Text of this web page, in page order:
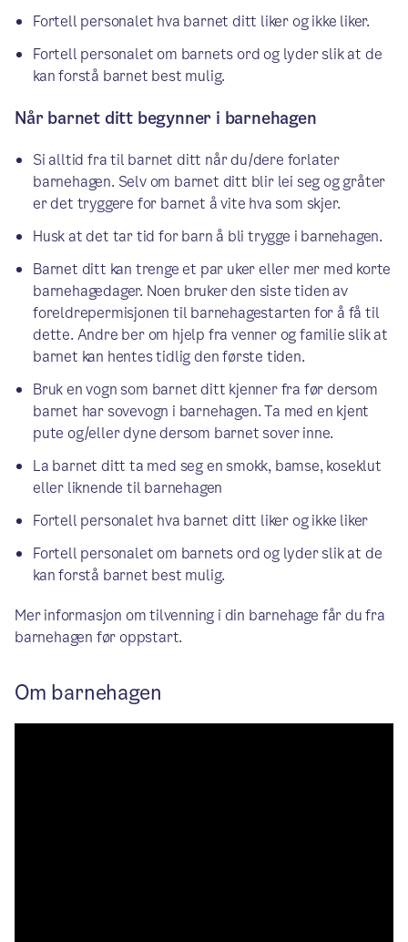
Fortell personalet hva barnet ditt liker og ikke liker.
Fortell personalet om barnets ord og lyder slik at de
kan forstå barnet best mulig.
Når barnet ditt begynner i barnehagen
Si alltid fra til barnet ditt når du/dere forlater
barnehagen. Selv om barnet ditt blir lei seg og gråter
er det tryggere for barnet å vite hva som skjer.
Husk at det tar tid for barn å bli trygge i barnehagen.
Barnet ditt kan trenge et par uker eller mer med korte
barnehagedager. Noen bruker den siste tiden av
foreldrepermisjonen til barnehagestarten for å få til
dette. Andre ber om hjelp fra venner og familie slik at
barnet kan hentes tidlig den første tiden.
Bruk en vogn som barnet ditt kjenner fra før dersom
barnet har sovevogn i barnehagen. Ta med en kjent
pute og/eller dyne dersom barnet sover inne.
La barnet ditt ta med seg en smokk, bamse, koseklut
eller liknende til barnehagen
Fortell personalet hva barnet ditt liker og ikke liker
Fortell personalet om barnets ord og lyder slik at de
kan forstå barnet best mulig.
Mer informasjon om tilvenning i din barnehage får du fra
barnehagen før oppstart.
Om barnehagen